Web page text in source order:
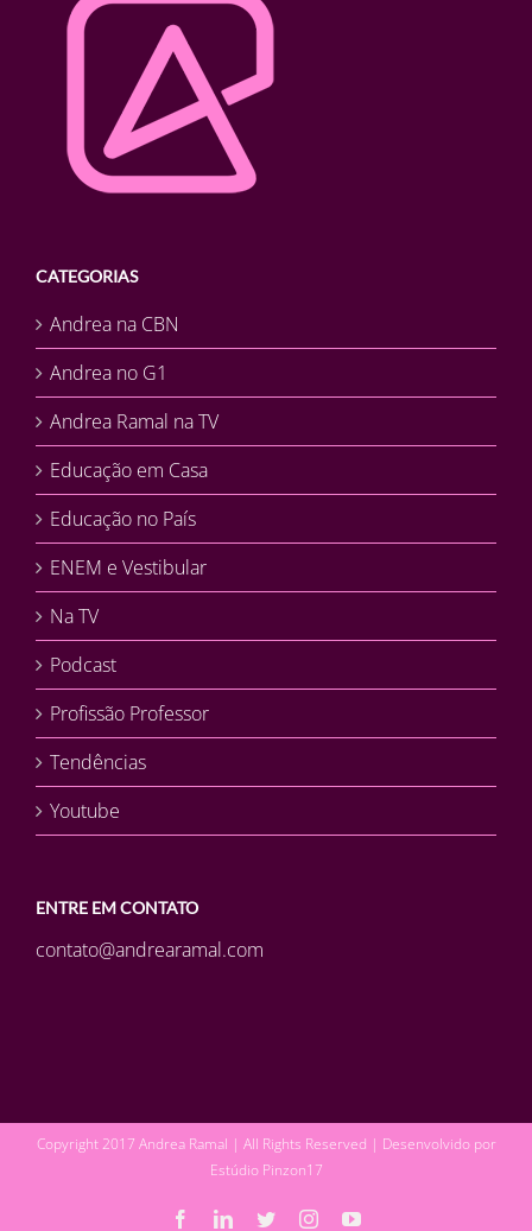
CATEGORIAS
Andrea na CBN
Andrea no G1
Andrea Ramal na TV
Educação em Casa
Educação no País
ENEM e Vestibular
Na TV
Podcast
Profissão Professor
Tendências
Youtube
ENTRE EM CONTATO
contato@andrearamal.com
Copyright 2017 Andrea Ramal | All Rights Reserved | Desenvolvido por
Estúdio Pinzon17
FacebookLinkedIn
TwitterInstagramYouTube